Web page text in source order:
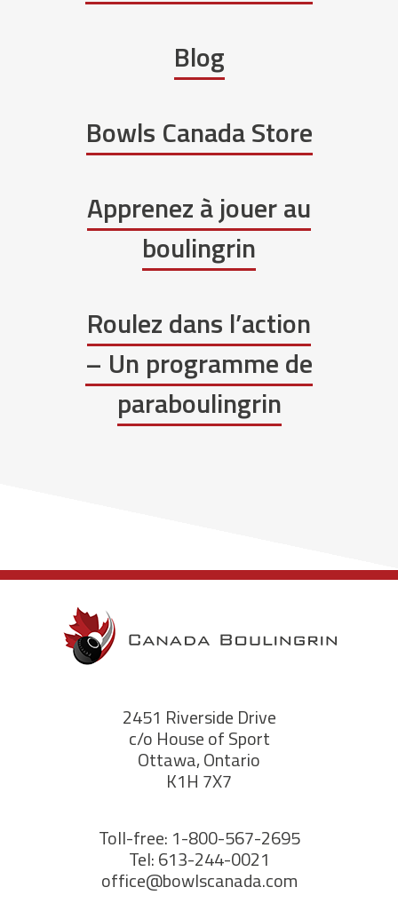
Blog
Bowls Canada Store
Apprenez à jouer au
boulingrin
Roulez dans l’action
– Un programme de
paraboulingrin
2451 Riverside Drive
c/o House of Sport
Ottawa, Ontario
K1H 7X7
Toll-free: 1-800-567-2695
Tel: 613-244-0021
office@bowlscanada.com